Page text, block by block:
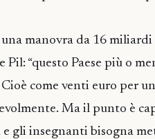
una manovra da 16
“questo Paese più o
come venti euro per
Ma il punto è
e gli insegnanti bisogna